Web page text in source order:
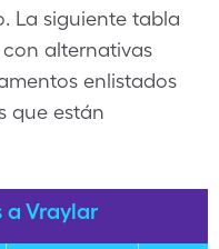
La siguiente tabla
alternativas
enlistados
que están
Vraylar